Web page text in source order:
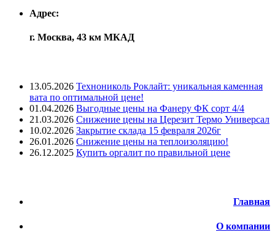
Адрес:
г. Москва, 43 км МКАД
13.05.2026 Технониколь Роклайт: уникальная каменная
вата по оптимальной цене!
01.04.2026 Выгодные цены на Фанеру ФК сорт 4/4
21.03.2026 Снижение цены на Церезит Термо Универсал
10.02.2026 Закрытие склада 15 февраля 2026г
26.01.2026 Снижение цены на теплоизоляцию!
26.12.2025 Купить оргалит по правильной цене
Главная
О компании